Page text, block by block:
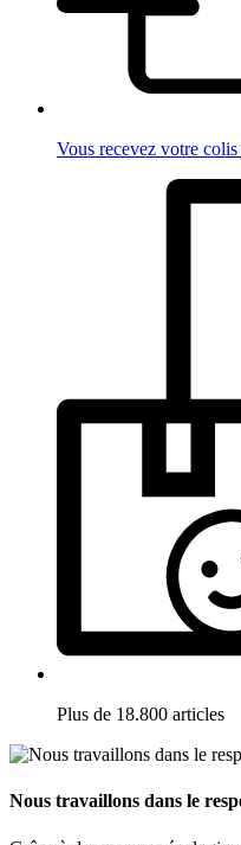
Vous recevez votre
Plus de 18.800 articles
Nous travaillons dans le